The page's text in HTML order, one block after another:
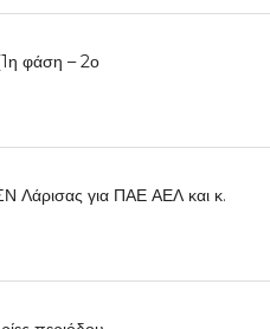
φάση – 2ο
Λάρισας για ΠΑΕ ΑΕΛ και κ.